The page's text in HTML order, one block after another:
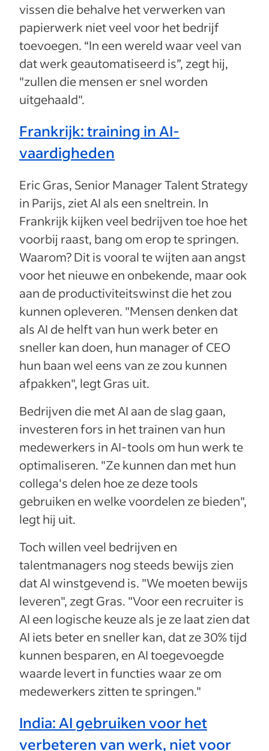
vissen die behalve het verwerken van
papierwerk niet veel voor het bedrijf
toevoegen. “In een wereld waar veel van
dat werk geautomatiseerd is”, zegt hij,
"zullen die mensen er snel worden
uitgehaald".
Frankrijk: training in AI-
vaardigheden
Eric Gras, Senior Manager Talent Strategy
in Parijs, ziet AI als een sneltrein. In
Frankrijk kijken veel bedrijven toe hoe het
voorbij raast, bang om erop te springen.
Waarom? Dit is vooral te wijten aan angst
voor het nieuwe en onbekende, maar ook
aan de productiviteitswinst die het zou
kunnen opleveren. "Mensen denken dat
als AI de helft van hun werk beter en
sneller kan doen, hun manager of CEO
hun baan wel eens van ze zou kunnen
afpakken", legt Gras uit.
Bedrijven die met AI aan de slag gaan,
investeren fors in het trainen van hun
medewerkers in AI-tools om hun werk te
optimaliseren. "Ze kunnen dan met hun
collega's delen hoe ze deze tools
gebruiken en welke voordelen ze bieden",
legt hij uit.
Toch willen veel bedrijven en
talentmanagers nog steeds bewijs zien
dat AI winstgevend is. "We moeten bewijs
leveren", zegt Gras. "Voor een recruiter is
AI een logische keuze als je ze laat zien dat
AI iets beter en sneller kan, dat ze 30% tijd
kunnen besparen, en AI toegevoegde
waarde levert in functies waar ze om
medewerkers zitten te springen."
India: AI gebruiken voor het
verbeteren van werk, niet voor